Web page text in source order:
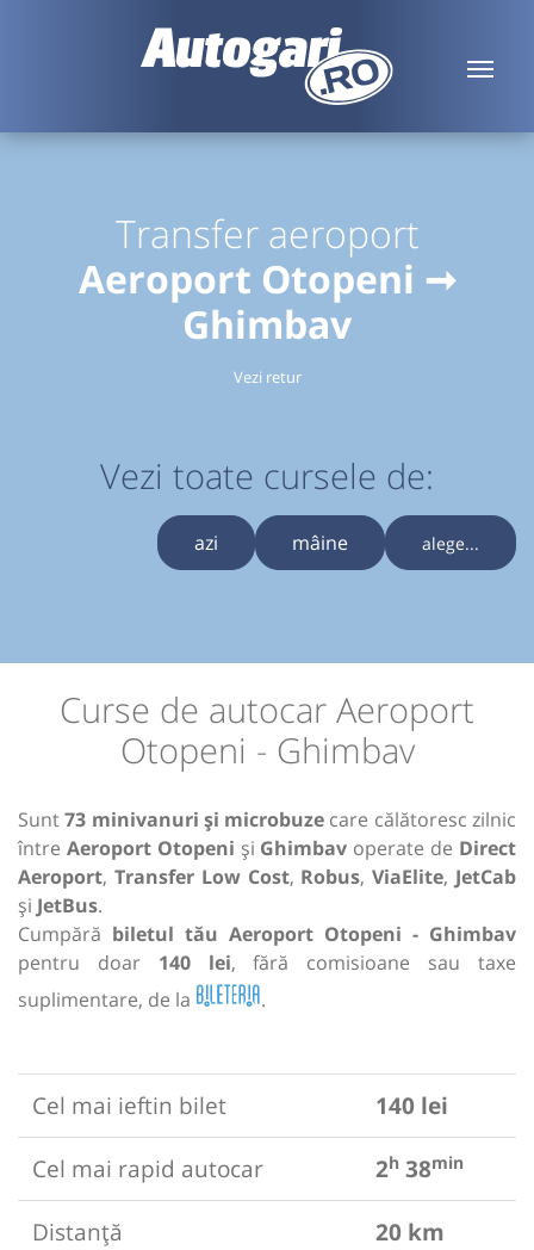
Transfer aeroport
Aeroport Otopeni ➞
Ghimbav
Vezi retur
Vezi toate cursele de:
azi mâine alege...
Curse de autocar Aeroport
Otopeni - Ghimbav
Sunt73 minivanuri și microbuze care călătoresc zilnic
între Aeroport Otopeni și Ghimbav operate de Direct
Aeroport, Transfer Low Cost, Robus,ViaElite, JetCab
și JetBus.
Cumpără biletul tău Aeroport Otopeni - Ghimbav
pentru doar 140 lei, fără comisioane sau taxe
suplimentare, de la
.
Cel mai ieftin bilet
140 lei
Cel mai rapid autocar
2h 38min
Distanță
20 km